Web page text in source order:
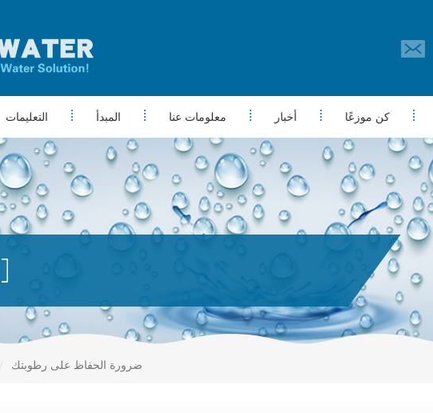
التعليمات المبدأ معلومات عنا أخبار كن موزعًا
/ ضرورة الحفاظ على رطوبتك